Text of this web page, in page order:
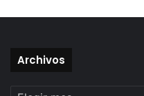
Archivos